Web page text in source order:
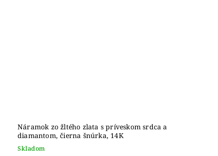
Náramok zo žltého zlata s príveskom srdca a
diamantom, čierna šnúrka, 14K
Skladom